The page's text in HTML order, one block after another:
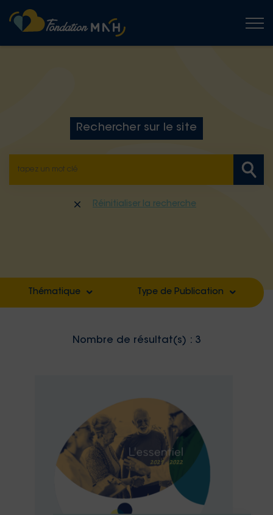
Rechercher sur le site
Réinitialiser la recherche
Thématique
Filter by
Filter by
Type de Publication
Filter by
Filter by
Filter by
Filter by
Nombre de résultat(s) : 3